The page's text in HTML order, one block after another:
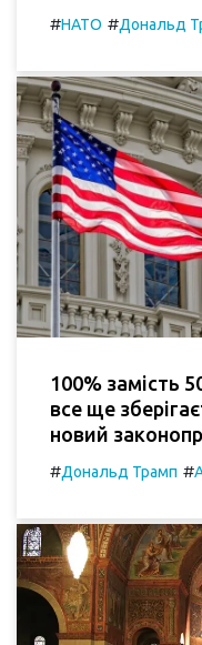
#НАТО #Дональд
100% замість
все ще
новий
#Дональд Трамп #